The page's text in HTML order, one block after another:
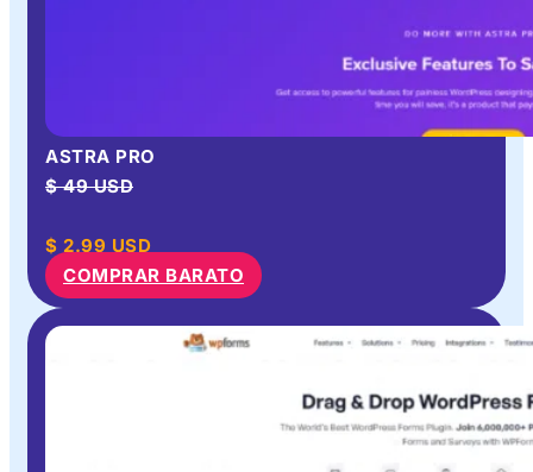
ASTRA PRO
$ 49 USD
$ 2.99 USD
COMPRAR BARATO